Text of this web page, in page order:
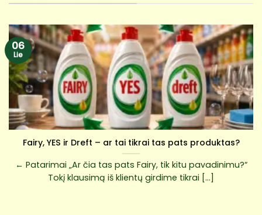
Fairy, YES ir Dreft – ar tai tikrai tas pats produktas?
← Patarimai „Ar čia tas pats Fairy, tik kitu pavadinimu?“
Tokį klausimą iš klientų girdime tikrai [...]
06
Lie